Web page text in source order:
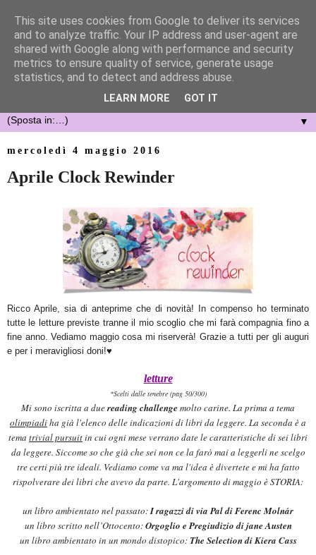
▼
mercoledì 4 maggio 2016
Aprile Clock Rewinder
Ricco Aprile, sia di anteprime che di novità! In compenso ho terminato
tuttele letture previste tranneil mio scoglio chemi farà compagnia fino a
fine anno. Vediamo maggio cosa mi riserverà! Grazie a tutti per gli auguri
e per i meravigliosi doni!♥
letture
*Scelti dalle tenebre (pag 50/300)
Mi sono iscritta a duereading challenge molto carine. La prima a tema
olimpiadiha già l'elenco delle indicazioni di libri da leggere. La seconda è a
tema trivial pursuitin cuiogni mese verrano date le caratteristiche di sei libri
da leggere. Siccome so che già che sei non ce la farò mai a leggerli ne scelgo
tre certipiù treideali. Vediamo come va ma l'idea è divertetee mi ha fatto
rispolverare dei libri che avevo da parte. L'argomento dimaggio è STORIA:
un libro ambientato nel passato:I ragazzi di via Pal di Ferenc Molnár
un libro scritto nell’Ottocento:Orgoglio e Pregiudizio di jane Austen
un libro ambientato in un mondo distopico: The Selection di Kiera Cass
This site uses cookies from Google to deliver its services
and to analyze traffic. Your IP address and user-agent are
shared with Google along with performance and security
metrics to ensure quality of service, generate usage
statistics, and to detect and address abuse.
LEARN MORE GOT IT